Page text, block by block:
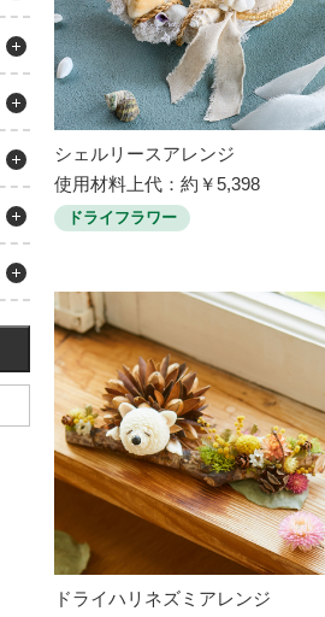
シェルリースアレンジ
使用材料上代：約￥5,398
ドライフラワー
ドライハリネズミアレンジ